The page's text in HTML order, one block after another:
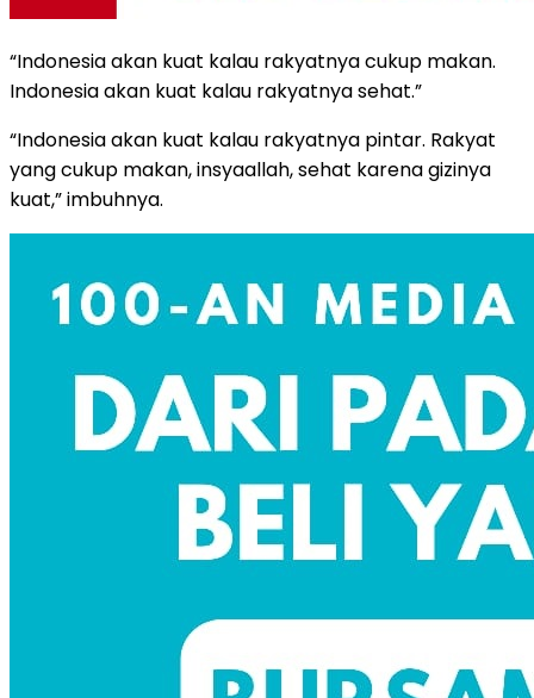
“Indonesia akan kuat kalau rakyatnya cukup makan.
Indonesia akan kuat kalau rakyatnya sehat.”
“Indonesia akan kuat kalau rakyatnya pintar. Rakyat
yang cukup makan, insyaallah, sehat karena gizinya
kuat,” imbuhnya.